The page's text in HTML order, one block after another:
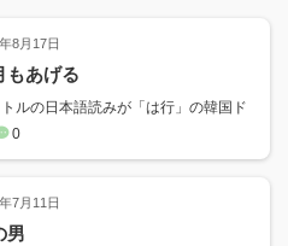
8月17日
もあげる
ルの日本語読みが「は行」の韓国ド
0
7月11日
男